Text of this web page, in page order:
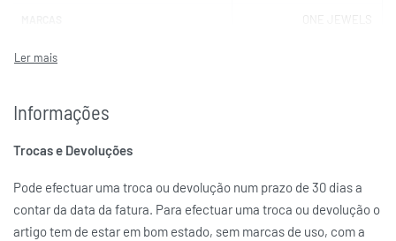
ONE JEWELS
Informações
Trocas e Devoluções
Pode efectuar uma troca ou devolução num prazo de 30 dias a
contar da data da fatura. Para efectuar uma troca ou devolução o
artigo tem de estar em bom estado, sem marcas de uso, com a